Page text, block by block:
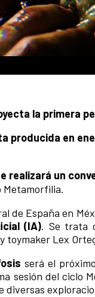
la primera
producida en
realizará un
Metamorfilia.
de España en
(IA). Se trata
toymaker Lex
será el
sesión del ciclo
diversas